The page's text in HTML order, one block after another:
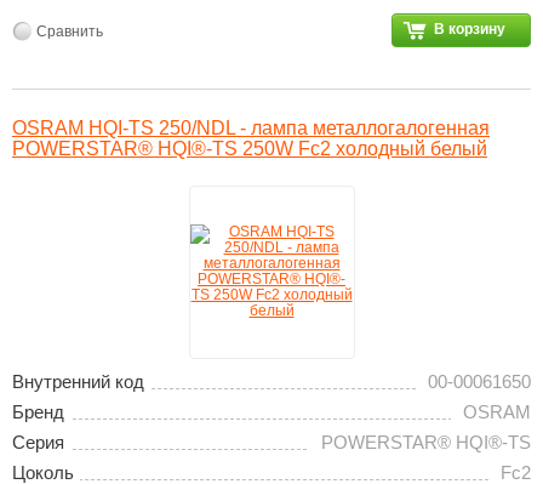
В корзину
Сравнить
OSRAM HQI-TS 250/NDL - лампа металлогалогенная
POWERSTAR® HQI®-TS 250W Fc2 холодный белый
Внутренний код
00-00061650
Бренд
OSRAM
Серия
POWERSTAR® HQI®-TS
Цоколь
Fc2